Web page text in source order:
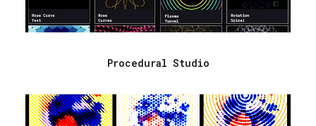
Procedural Studio